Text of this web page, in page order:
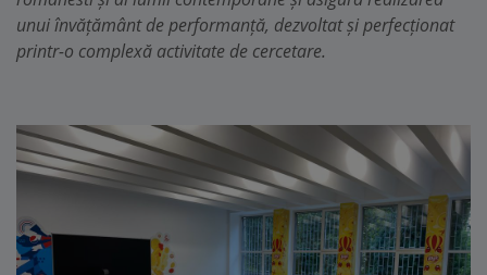
unui învățământ de performanță, dezvoltat și perfecționat
printr-o complexă activitate de cercetare.